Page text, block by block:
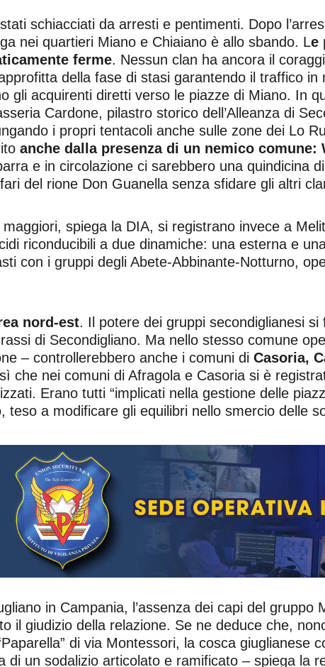
schiacciati da arresti e pentimenti. Dopo
nei quartieri Miano e Chiaiano è allo sbando. Le
ferme. Nessun clan ha ancora il
della fase di stasi garantendo il traffico
gli acquirenti diretti verso le piazze di Miano. In
Cardone, pilastro storico dell’Alleanza di
i propri tentacoli anche sulle zone dei Lo
anche dalla presenza di un nemico comune:
e in circolazione ci sarebbero una quindicina
del rione Don Guanella senza sfidare gli altri
spiega la DIA, si registrano invece a
riconducibili a due dinamiche: una esterna e
con i gruppi degli Abete-Abbinante-Notturno,
nord-est. Il potere dei gruppi secondiglianesi
di Secondigliano. Ma nello stesso comune
– controllerebbero anche i comuni di Casoria,
che nei comuni di Afragola e Casoria si è
Erano tutti “implicati nella gestione delle
teso a modificare gli equilibri nello smercio delle
in Campania, l’assenza dei capi del
il giudizio della relazione. Se ne deduce che,
di via Montessori, la cosca giuglianese
di un sodalizio articolato e ramificato – spiega la